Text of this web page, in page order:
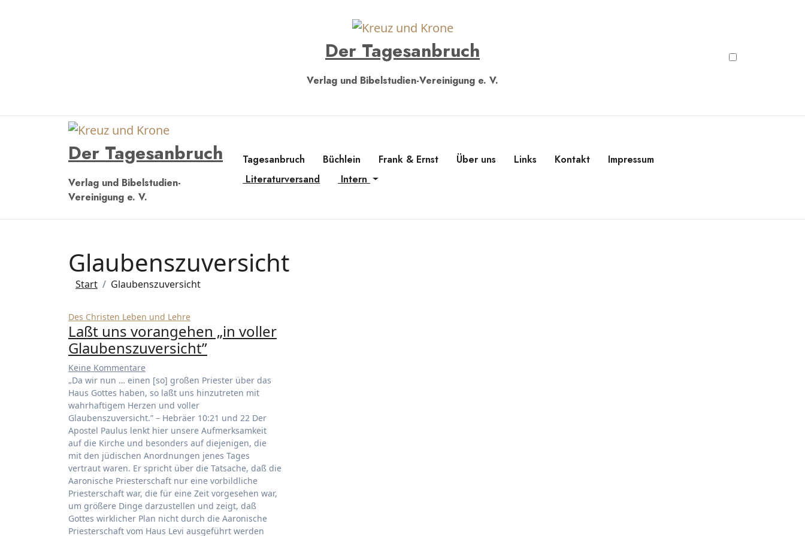
Der Tagesanbruch
Verlag und Bibelstudien-Vereinigung e. V.
Der Tagesanbruch
Verlag und Bibelstudien-
Vereinigung e. V.
Tagesanbruch Büchlein Frank & Ernst Über uns Links Kontakt
Impressum
Literaturversand
Intern
Glaubenszuversicht
Start Glaubenszuversicht
Des Christen Leben und Lehre
Laßt uns vorangehen „in voller
Glaubenszuversicht”
Keine Kommentare
„Da wir nun … einen [so] großen Priester über das
Haus Gottes haben, so laßt uns hinzutreten mit
wahrhaftigem Herzen und voller
Glaubenszuversicht.” – Hebräer 10:21 und 22 Der
Apostel Paulus lenkt hier unsere Aufmerksamkeit
auf die Kirche und besonders auf diejenigen, die
mit den jüdischen Anordnungen jenes Tages
vertraut waren. Er spricht über die Tatsache, daß die
Aaronische Priesterschaft nur eine vorbildliche
Priesterschaft war, die für eine Zeit vorgesehen war,
um größere Dinge darzustellen und zeigt, daß
Gottes wirklicher Plan nicht durch die Aaronische
Priesterschaft vom Haus Levi ausgeführt werden